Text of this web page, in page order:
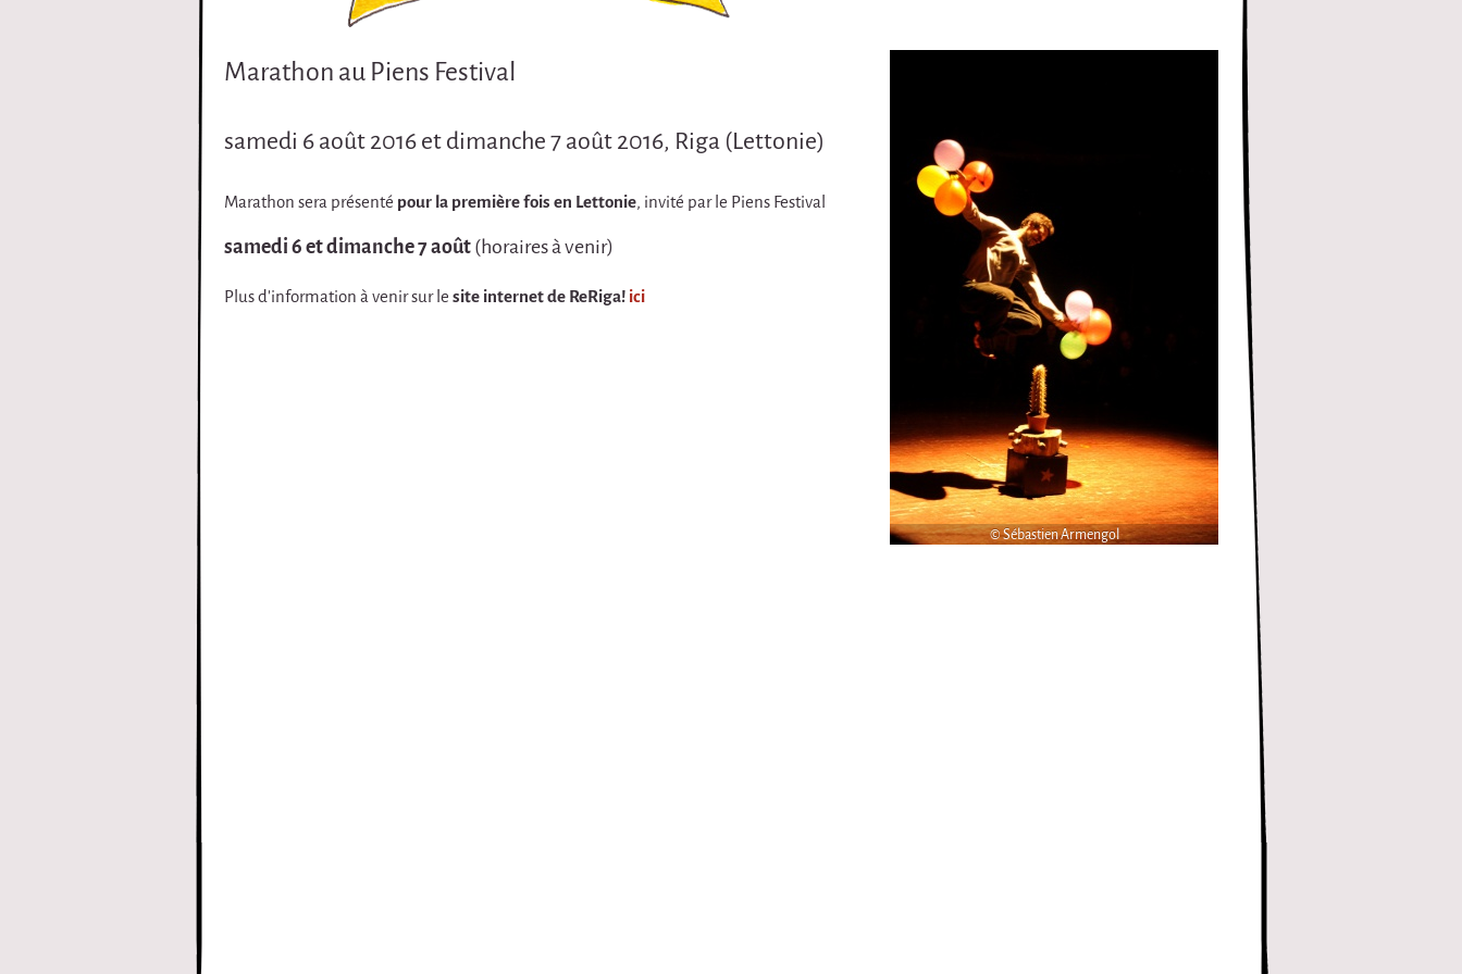
i
r
q
u
e
© Sébastien Armengol
Marathon au Piens Festival
samedi 6 août 2016 et dimanche 7 août 2016, Riga (Lettonie)
Marathon sera présenté pour la première fois en Lettonie, invité par le Piens Festival
samedi 6 et dimanche 7 août(horaires à venir)
Plus d'information à venir sur le site internet de ReRiga! ici